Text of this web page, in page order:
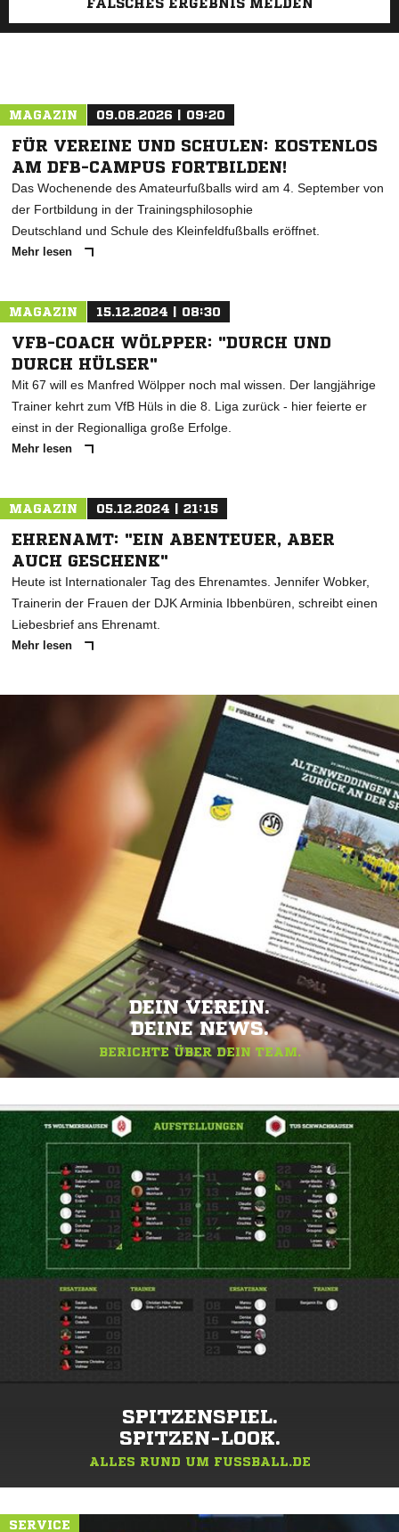
FALSCHES ERGEBNIS MELDEN
MAGAZIN 09.08.2026 | 09:20
FÜR VEREINE UND SCHULEN: KOSTENLOS
AM DFB-CAMPUS FORTBILDEN!
Das Wochenende des Amateurfußballs wird am 4. September von
der Fortbildung in der Trainingsphilosophie
Deutschland und Schule des Kleinfeldfußballs eröffnet.
Mehr lesen
MAGAZIN 15.12.2024 | 08:30
VFB-COACH WÖLPPER: "DURCH UND
DURCH HÜLSER"
Mit 67 will es Manfred Wölpper noch mal wissen. Der langjährige
Trainer kehrt zum VfB Hüls in die 8. Liga zurück - hier feierte er
einst in der Regionalliga große Erfolge.
Mehr lesen
MAGAZIN 05.12.2024 | 21:15
EHRENAMT: "EIN ABENTEUER, ABER
AUCH GESCHENK"
Heute ist Internationaler Tag des Ehrenamtes. Jennifer Wobker,
Trainerin der Frauen der DJK Arminia Ibbenbüren, schreibt einen
Liebesbrief ans Ehrenamt.
Mehr lesen
DEIN VEREIN.
DEINE NEWS.
BERICHTE ÜBER DEIN TEAM.
SPITZENSPIEL.
SPITZEN-LOOK.
ALLES RUND UM FUSSBALL.DE
SERVICE